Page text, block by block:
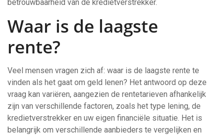
betrouwbaarheid van de kredietverstrekker.
Waar is de laagste
rente?
Veel mensen vragen zich af: waar is de laagste rente te
vinden als het gaat om geld lenen? Het antwoord op deze
vraag kan variëren, aangezien de rentetarieven afhankelijk
zijn van verschillende factoren, zoals het type lening, de
kredietverstrekker en uw eigen financiële situatie. Het is
belangrijk om verschillende aanbieders te vergelijken en